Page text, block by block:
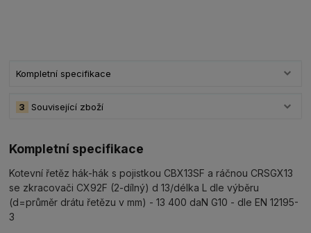
Kompletní specifikace
Související zboží
3
Kompletní specifikace
Kotevní řetěz hák-hák s pojistkou CBX13SF a ráčnou CRSGX13
se zkracovači CX92F (2-dílný) d 13/délka L dle výběru
(d=průměr drátu řetězu v mm) - 13 400 daN G10 - dle EN 12195-
3